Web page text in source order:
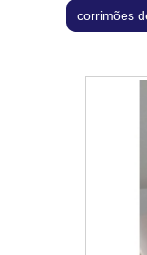
corrimões